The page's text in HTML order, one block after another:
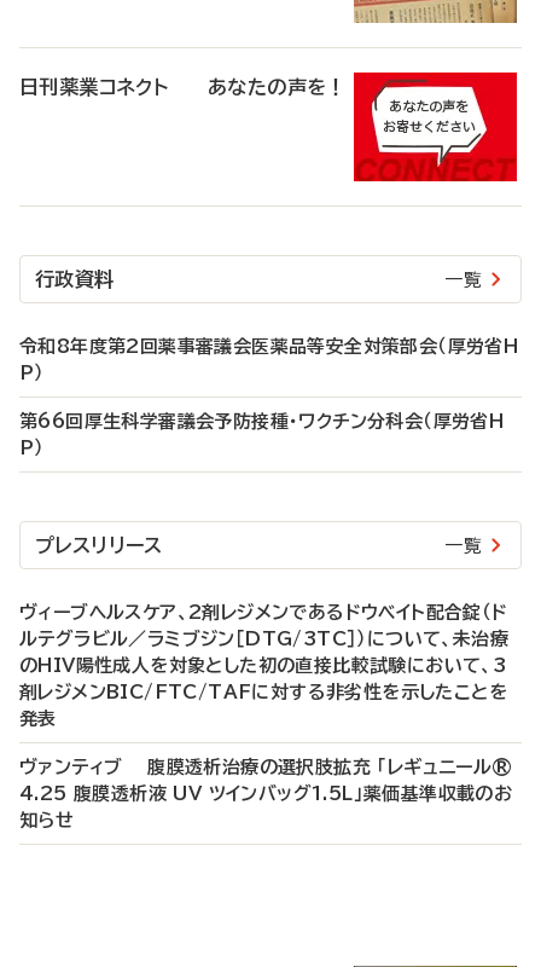
日刊薬業コネクト あなたの声を！
行政資料 一覧
令和8年度第2回薬事審議会医薬品等安全対策部会（厚労省H
P）
第66回厚生科学審議会予防接種・ワクチン分科会（厚労省H
P）
プレスリリース 一覧
ヴィーブヘルスケア、2剤レジメンであるドウベイト配合錠（ド
ルテグラビル／ラミブジン［DTG/3TC］）について、未治療
のHIV陽性成人を対象とした初の直接比較試験において、3
剤レジメンBIC/FTC/TAFに対する非劣性を示したことを
発表
ヴァンティブ 腹膜透析治療の選択肢拡充 「レギュニール®
4.25 腹膜透析液 UV ツインバッグ1.5L」薬価基準収載のお
知らせ